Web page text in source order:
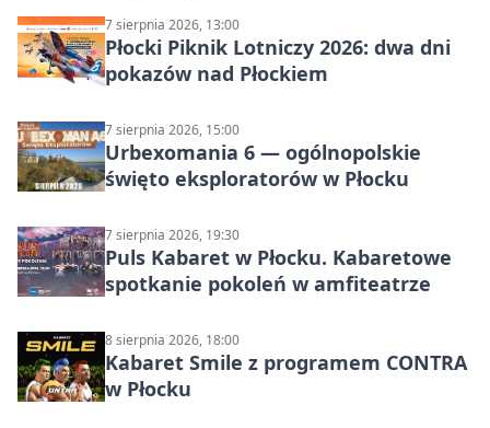
7 sierpnia 2026, 13:00
Płocki Piknik Lotniczy 2026: dwa dni
pokazów nad Płockiem
7 sierpnia 2026, 15:00
Urbexomania 6 — ogólnopolskie
święto eksploratorów w Płocku
7 sierpnia 2026, 19:30
Puls Kabaret w Płocku. Kabaretowe
spotkanie pokoleń w amfiteatrze
8 sierpnia 2026, 18:00
Kabaret Smile z programem CONTRA
w Płocku